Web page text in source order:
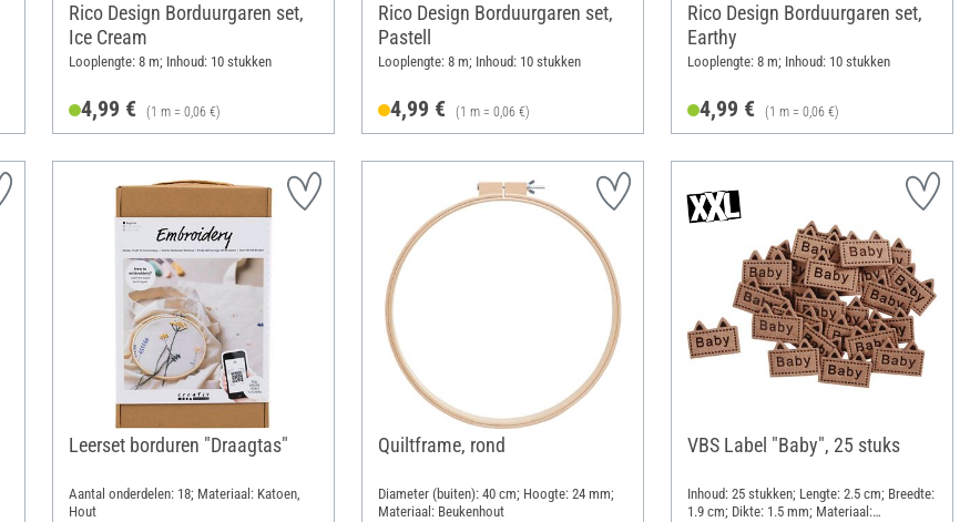
Rico Design Borduurgaren set,
Ice Cream
Looplengte: 8 m; Inhoud: 10 stukken
4,99 € (1 m = 0,06 €)
Rico Design Borduurgaren set,
Pastell
Looplengte: 8 m; Inhoud: 10 stukken
4,99 € (1 m = 0,06 €)
Rico Design Borduurgaren set,
Earthy
Looplengte: 8 m; Inhoud: 10 stukken
4,99 € (1 m = 0,06 €)
Leerset borduren "Draagtas"
Aantal onderdelen: 18; Materiaal: Katoen,
Hout
Quiltframe, rond
Diameter (buiten): 40 cm; Hoogte: 24 mm;
Materiaal: Beukenhout
VBS Label "Baby", 25 stuks
Inhoud: 25 stukken; Lengte: 2.5 cm; Breedte:
1.9 cm; Dikte: 1.5 mm; Materiaal: